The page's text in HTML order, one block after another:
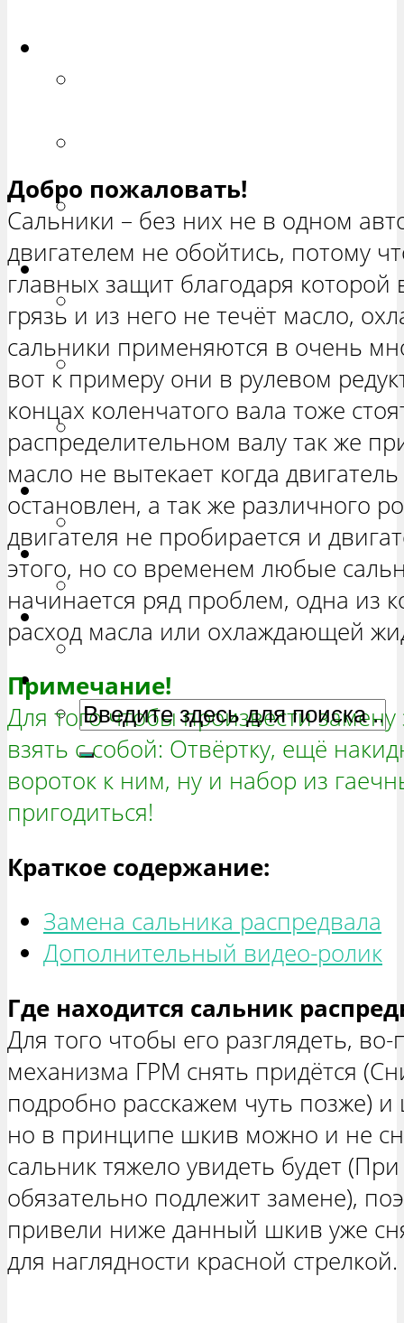
РЕМОНТ ВАЗ 2172 «ПРИОРА
ХЕТЧБЭК»
Нива
РЕМОНТ ВАЗ 21213 «НИВА
ТРЕХ-ДВЕРНАЯ»
ВАЗ 21214 «НИВА ТРЕХ-
ДВЕРНАЯ»
РЕМОНТ ВАЗ 2131 «НИВА
ЧЕТЫРЕХ-ДВЕРНАЯ»
Гранта
РЕМОНТ ВАЗ 2190 «ГРАНТА»
Ока
РЕМОНТ ВАЗ 1111 «ОКА»
Ларгус
РЕМОНТ ЛАДА ЛАРГУС
Добро пожаловать!
Сальники – без них не в одном
двигателем не обойтись, потому
главных защит благодаря которой
грязь и из него не течёт масло,
сальники применяются в очень
вот к примеру они в рулевом
концах коленчатого вала тоже
распределительном валу так же
масло не вытекает когда
остановлен, а так же различного
двигателя не пробирается и
этого, но со временем любые
начинается ряд проблем, одна из
расход масла или охлаждающей
Примечание!
Для того чтобы произвести замену
взять с собой: Отвёртку, ещё
вороток к ним, ну и набор из
пригодиться!
Краткое содержание:
Замена сальника распредвала
Дополнительный видео-ролик
Где находится сальник
Для того чтобы его разглядеть,
механизма ГРМ снять придётся
подробно расскажем чуть позже)
но в принципе шкив можно и не
сальник тяжело увидеть будет
обязательно подлежит замене),
привели ниже данный шкив уже
для наглядности красной стрелкой.